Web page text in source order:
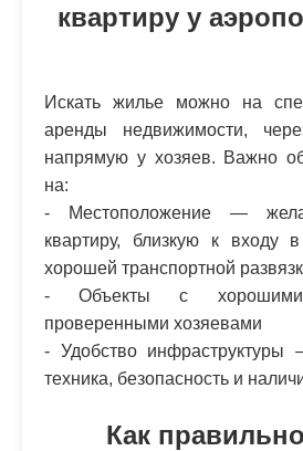
квартиру у
Искать жилье можно на
аренды недвижимости,
напрямую у хозяев. Важно
на:
- Местоположение —
квартиру, близкую к входу
хорошей транспортной
- Объекты с
проверенными хозяевами
- Удобство
техника, безопасность и
Как